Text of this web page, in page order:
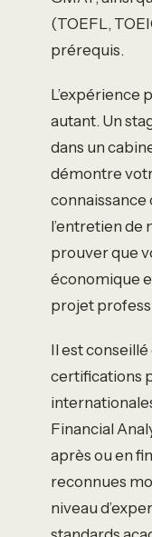
(TOEFL,
prérequis.
L’expérience
autant. Un
dans un
démontre
connaissance
l’entretien de
prouver que
économique
projet
Il est conseillé
certifications
Financial
après ou en
reconnues
niveau